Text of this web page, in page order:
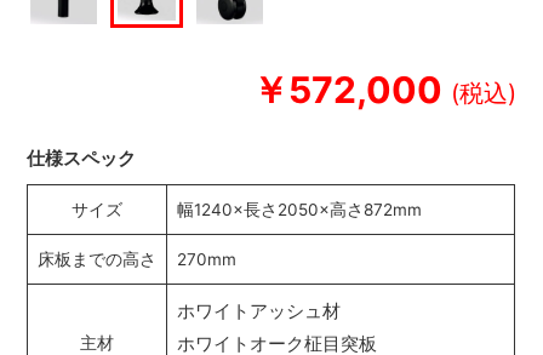
￥572,000
仕様スペック
サイズ 幅1240×長さ2050×高さ872mm
床板までの高さ 270mm
主材
ホワイトアッシュ材
ホワイトオーク柾目突板